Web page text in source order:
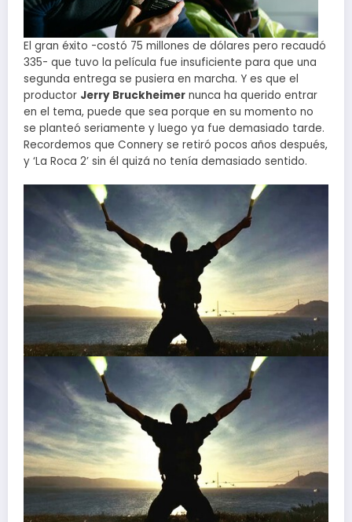
El gran éxito -costó 75 millones de dólares pero recaudó
335- que tuvo la película fue insuficiente para que una
segunda entrega se pusiera en marcha. Y es que el
productor Jerry Bruckheimer nunca ha querido entrar
en el tema, puede que sea porque en su momento no
se planteó seriamente y luego ya fue demasiado tarde.
Recordemos que Connery se retiró pocos años después,
y ‘La Roca 2’ sin él quizá no tenía demasiado sentido.